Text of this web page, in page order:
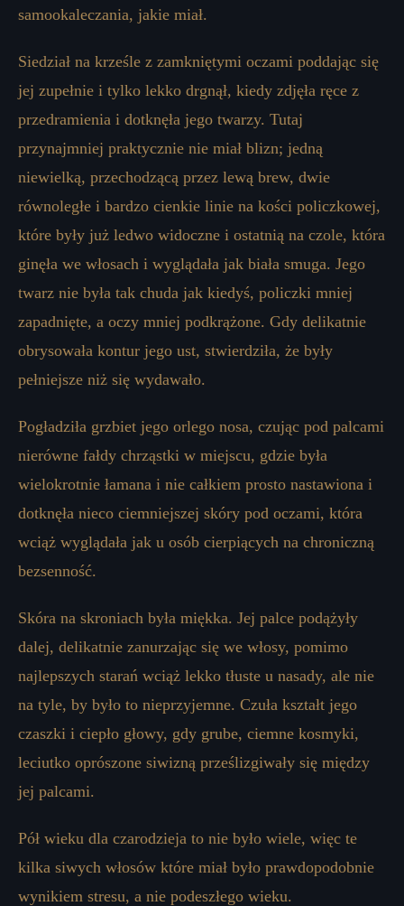
samookaleczania, jakie miał.
Siedział na krześle z zamkniętymi oczami poddając się
jej zupełnie i tylko lekko drgnął, kiedy zdjęła ręce z
przedramienia i dotknęła jego twarzy. Tutaj
przynajmniej praktycznie nie miał blizn; jedną
niewielką, przechodzącą przez lewą brew, dwie
równoległe i bardzo cienkie linie na kości policzkowej,
które były już ledwo widoczne i ostatnią na czole, która
ginęła we włosach i wyglądała jak biała smuga. Jego
twarz nie była tak chuda jak kiedyś, policzki mniej
zapadnięte, a oczy mniej podkrążone. Gdy delikatnie
obrysowała kontur jego ust, stwierdziła, że były
pełniejsze niż się wydawało.
Pogładziła grzbiet jego orlego nosa, czując pod palcami
nierówne fałdy chrząstki w miejscu, gdzie była
wielokrotnie łamana i nie całkiem prosto nastawiona i
dotknęła nieco ciemniejszej skóry pod oczami, która
wciąż wyglądała jak u osób cierpiących na chroniczną
bezsenność.
Skóra na skroniach była miękka. Jej palce podążyły
dalej, delikatnie zanurzając się we włosy, pomimo
najlepszych starań wciąż lekko tłuste u nasady, ale nie
na tyle, by było to nieprzyjemne. Czuła kształt jego
czaszki i ciepło głowy, gdy grube, ciemne kosmyki,
leciutko oprószone siwizną prześlizgiwały się między
jej palcami.
Pół wieku dla czarodzieja to nie było wiele, więc te
kilka siwych włosów które miał było prawdopodobnie
wynikiem stresu, a nie podeszłego wieku.